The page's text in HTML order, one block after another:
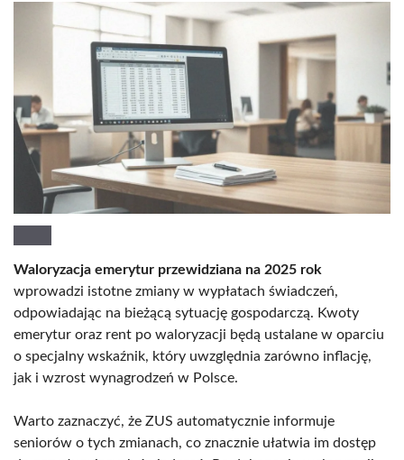
Waloryzacja emerytur przewidziana na 2025 rok
wprowadzi istotne zmiany w wypłatach świadczeń,
odpowiadając na bieżącą sytuację gospodarczą. Kwoty
emerytur oraz rent po waloryzacji będą ustalane w oparciu
o specjalny wskaźnik, który uwzględnia zarówno inflację,
jak i wzrost wynagrodzeń w Polsce.
Warto zaznaczyć, że ZUS automatycznie informuje
seniorów o tych zmianach, co znacznie ułatwia im dostęp